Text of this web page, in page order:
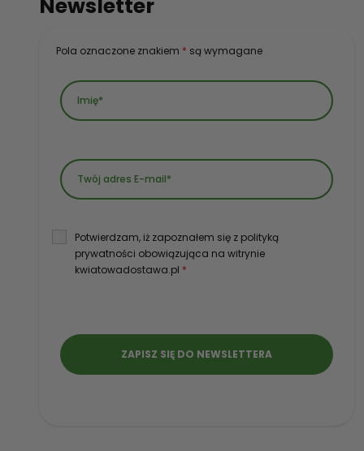
Newsletter
Pola oznaczone znakiem * są wymagane
Potwierdzam, iż zapoznałem się z polityką
prywatności obowiązująca na witrynie
kwiatowadostawa.pl *